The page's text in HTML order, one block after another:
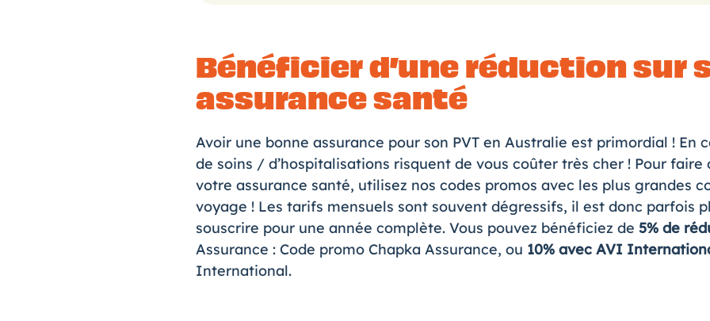
Bénéficier d’une réduction sur
assurance santé
Avoir une bonne assurance pour son PVT en Australie est primordial ! En
de soins / d’hospitalisations risquent de vous coûter très cher ! Pour faire
votre assurance santé, utilisez nos codes promos avec les plus grandes
voyage ! Les tarifs mensuels sont souvent dégressifs, il est donc parfois
souscrire pour une année complète. Vous pouvez bénéficiez de 5% de
Assurance : Code promo Chapka Assurance, ou 10% avec AVI
International.